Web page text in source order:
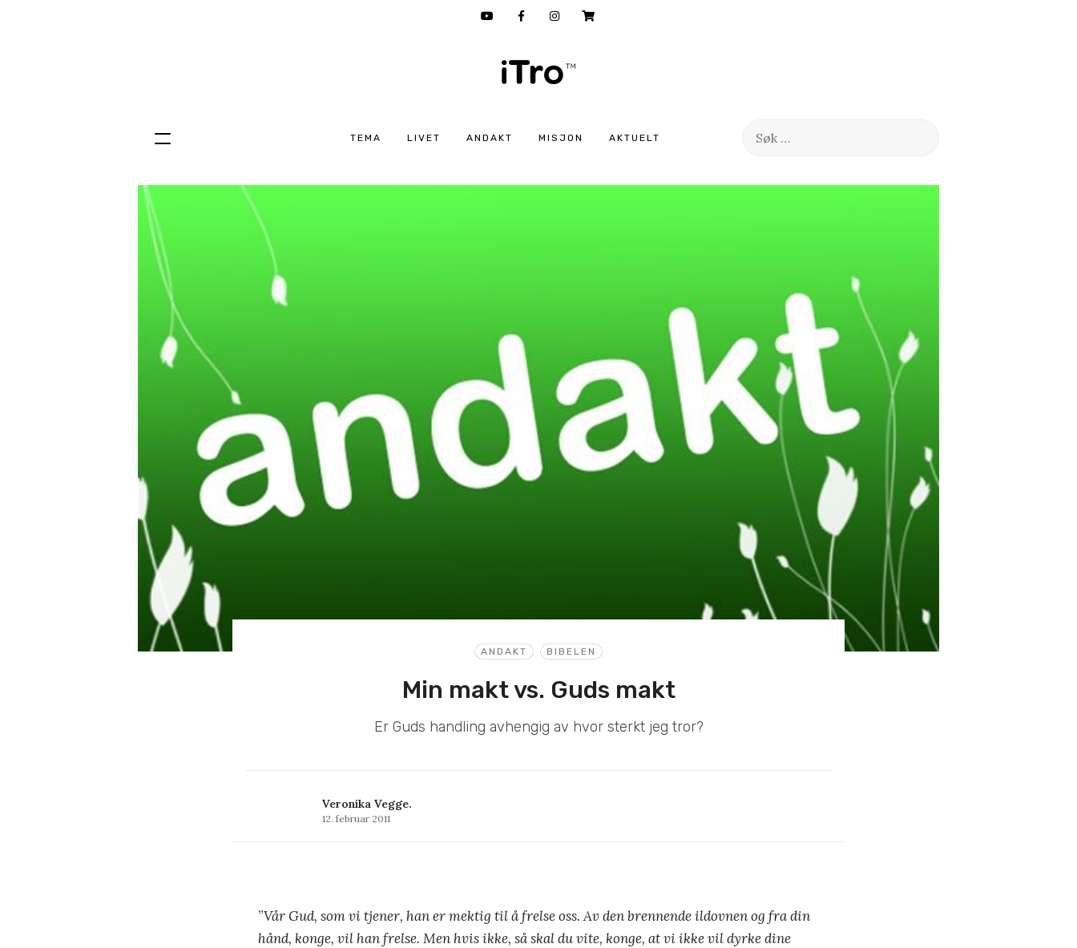
TEMA LIVET ANDAKT MISJON AKTUELT
Søk
Hopp
innhold
ANDAKT BIBELEN
Min makt vs. Guds makt
Er Guds handling avhengig av hvor sterkt jeg tror?
Veronika Vegge.
12. februar 2011
”Vår Gud, som vi tjener, han er mektig til å frelse oss. Av den brennende ildovnen og fradin
hånd, konge, vil han frelse. Men hvis ikke, så skal du vite, konge, at vi ikke vil dyrke dine